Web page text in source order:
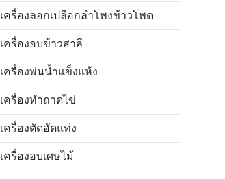
เครื่องลอกเปลือกลำโพงข้าวโพด
เครื่องอบข้าวสาลี
เครื่องพ่นน้ำแข็งแห้ง
เครื่องทำถาดไข่
เครื่องตัดอัดแท่ง
เครื่องอบเศษไม้
Greek
Italian